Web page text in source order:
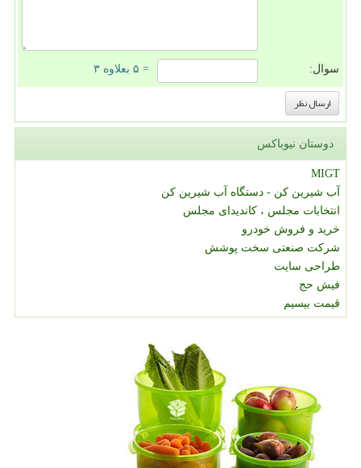
سوال: = ۵ بعلاوه ۳
دوستان نیوباکس
MIGT
آب شیرین کن - دستگاه آب شیرین کن
انتخابات مجلس ، کاندیدای مجلس
خرید و فروش خودرو
شرکت صنعتی سخت پوشش
طراحی سایت
فیش حج
قیمت بیسیم